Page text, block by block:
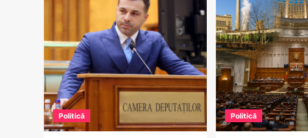
Politică Politică